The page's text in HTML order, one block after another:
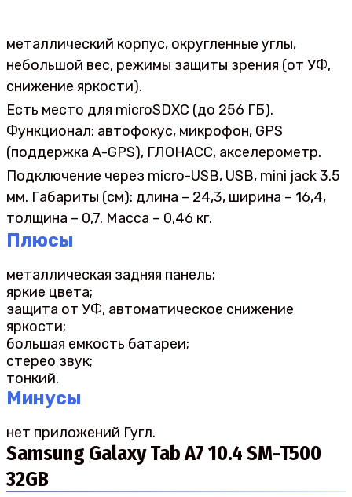
металлический корпус, округленные углы,
небольшой вес, режимы защиты зрения (от УФ,
снижение яркости).
Есть место для microSDXC (до 256 ГБ).
Функционал: автофокус, микрофон, GPS
(поддержка A-GPS), ГЛОНАСС, акселерометр.
Подключение через micro-USB, USB, mini jack 3.5
мм. Габариты (см): длина – 24,3, ширина – 16,4,
толщина – 0,7. Масса – 0,46 кг.
Плюсы
металлическая задняя панель;
яркие цвета;
защита от УФ, автоматическое снижение
яркости;
большая емкость батареи;
стерео звук;
тонкий.
Минусы
нет приложений Гугл.
Samsung Galaxy Tab A7 10.4 SM-T500
32GB